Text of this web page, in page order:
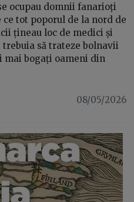
ocupau domnii fanarioți
ce tot poporul de la nord de
țineau loc de medici și
să trateze bolnavii
mai bogați oameni din
08/05/2026